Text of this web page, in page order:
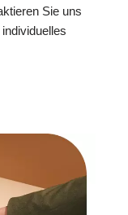
Sie uns